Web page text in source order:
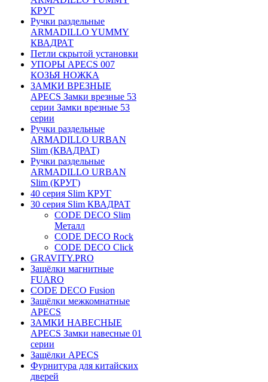
КРУГ
Ручки раздельные
ARMADILLO YUMMY
КВАДРАТ
Петли скрытой установки
УПОРЫ APECS 007
КОЗЬЯ НОЖКА
ЗАМКИ ВРЕЗНЫЕ
APECS Замки врезные 53
серии Замки врезные 53
серии
Ручки раздельные
ARMADILLO URBAN
Slim (КВАДРАТ)
Ручки раздельные
ARMADILLO URBAN
Slim (КРУГ)
40 серия Slim КРУГ
30 серия Slim КВАДРАТ
CODE DECO Slim
Металл
CODE DECO Rock
CODE DECO Click
GRAVITY.PRO
Защёлки магнитные
FUARO
CODE DECO Fusion
Защёлки межкомнатные
APECS
ЗАМКИ НАВЕСНЫЕ
APECS Замки навесные 01
серии
Защёлки APECS
Фурнитура для китайских
дверей